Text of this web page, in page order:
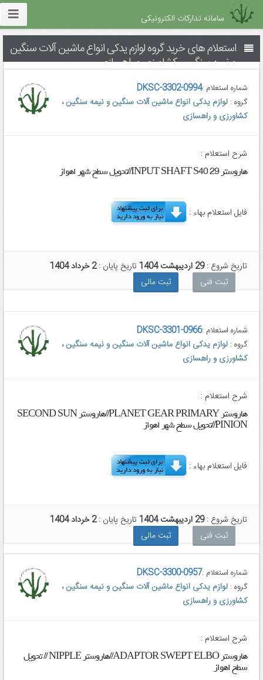
سامانه تدارکات الکترونیکی
استعلام های خرید گروه لوازم یدکی انواع ماشین آلات سنگین
و نیمه سنگین ، کشاورزی و راهسازی
شماره استعلام :DKSC-3302-0994
گروه : لوازم یدکی انواع ماشین آلات سنگین و نیمه سنگین ،
کشاورزی و راهسازی
شرح استعلام :
هاروستر INPUT SHAFT S40 29//تحویل سطح شهر اهواز
فایل استعلام بهاء :
تاریخ شروع :29 اردیبهشت 1404 تاریخ پایان :2 خرداد 1404
ثبت فنی
ثبت مالی
شماره استعلام :DKSC-3301-0966
گروه : لوازم یدکی انواع ماشین آلات سنگین و نیمه سنگین ،
کشاورزی و راهسازی
شرح استعلام :
هاروستر PLANET GEAR PRIMARY//هاروستر SECOND SUN
PINION//تحویل سطح شهر اهواز
فایل استعلام بهاء :
تاریخ شروع :29 اردیبهشت 1404 تاریخ پایان :2 خرداد 1404
ثبت فنی
ثبت مالی
شماره استعلام :DKSC-3300-0957
گروه : لوازم یدکی انواع ماشین آلات سنگین و نیمه سنگین ،
کشاورزی و راهسازی
شرح استعلام :
هاروستر ADAPTOR SWEPT ELBO//هاروستر NIPPLE // تحویل
سطح اهواز